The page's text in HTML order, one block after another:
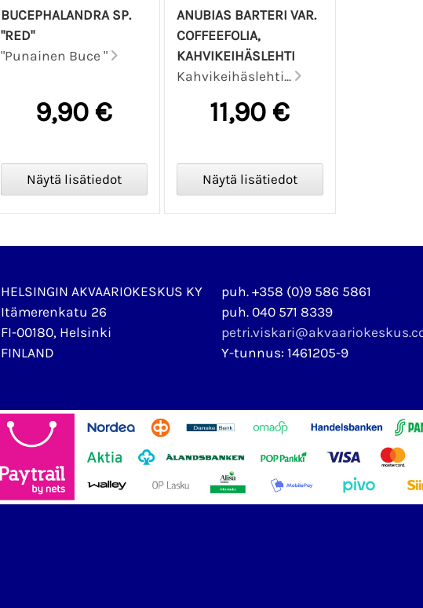
BUCEPHALANDRA SP.
"RED"
"Punainen Buce "
9,90 €
ANUBIAS BARTERI VAR.
COFFEEFOLIA,
KAHVIKEIHÄSLEHTI
Kahvikeihäslehti...
11,90 €
HELSINGIN AKVAARIOKESKUS KY
Itämerenkatu 26
FI-00180, Helsinki
FINLAND
puh. +358 (0)9 586 5861
puh. 040 571 8339
Y-tunnus: 1461205-9